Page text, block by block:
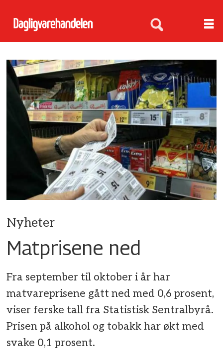
Nyheter
Matprisene ned
Fra september til oktober i år har
matvareprisene gått ned med 0,6 prosent,
viser ferske tall fra Statistisk Sentralbyrå.
Prisen på alkohol og tobakk har økt med
svake 0,1 prosent.